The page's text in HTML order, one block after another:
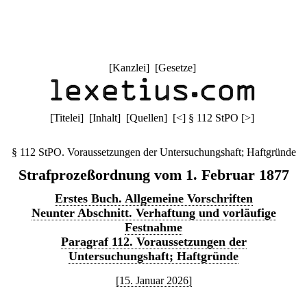
[Kanzlei] [Gesetze]
[Titelei] [Inhalt] [Quellen] [<] § 112 StPO [>]
§ 112 StPO. Voraussetzungen der Untersuchungshaft; Haftgründe
Strafprozeßordnung vom 1. Februar 1877
Erstes Buch. Allgemeine Vorschriften
Neunter Abschnitt. Verhaftung und vorläufige
Festnahme
Paragraf 112. Voraussetzungen der
Untersuchungshaft; Haftgründe
[15. Januar 2026]